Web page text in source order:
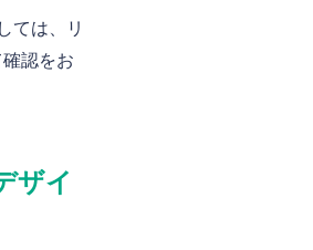
ては、リ
認をお
ザイ